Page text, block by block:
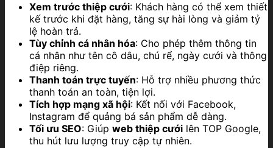
Xem trước thiệp cưới: Khách hàng có thể xem thiết
kế trước khi đặt hàng, tăng sự hài lòng và giảm tỷ
lệ hoàn trả.
Tùy chỉnh cá nhân hóa: Cho phép thêm thông tin
cá nhân như tên cô dâu, chú rể, ngày cưới và thông
điệp riêng.
Thanh toán trực tuyến: Hỗ trợ nhiều phương thức
thanh toán an toàn, tiện lợi.
Tích hợp mạng xã hội: Kết nối với Facebook,
Instagram để quảng bá sản phẩm dễ dàng.
Tối ưu SEO: Giúp web thiệp cưới lên TOP Google,
thu hút lưu lượng truy cập tự nhiên.